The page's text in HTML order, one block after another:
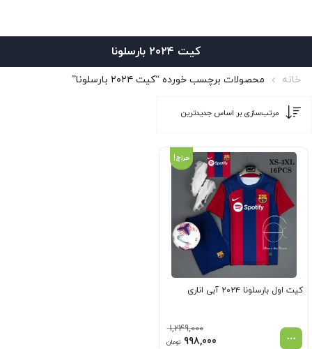
کیت ۲۰۲۴ بارسلونا
خانه محصولات برچسب خورده “کیت ۲۰۲۴ بارسلونا”
حراج!
کیت اول بارسلونا ۲۰۲۴ آبی اناری
1,249,000
قیمت
998,000 تومانقیمت